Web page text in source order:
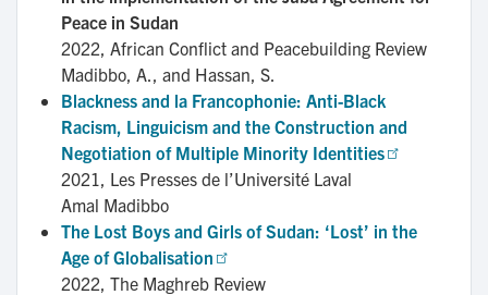
Peace in Sudan
2022, African Conflict and Peacebuilding Review
Madibbo, A., and Hassan, S.
Blackness and la Francophonie: Anti-Black
Racism, Linguicism and the Construction and
Negotiation of Multiple Minority Identities
2021,
Les Presses de l’Université Laval
Amal Madibbo
The Lost Boys and Girls of Sudan: ‘Lost’ in the
Age of Globalisation
2022, The Maghreb Review